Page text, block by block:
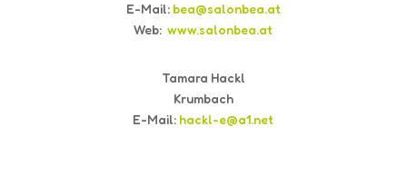
E-Mail: bea@salonbea.at
Web:www.salonbea.at
Tamara Hackl
Krumbach
E-Mail: hackl-e@a1.net